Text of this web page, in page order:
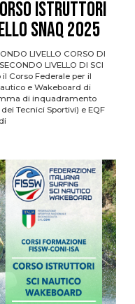
ISTRUTTORI
SNaQ 2025
LIVELLO CORSO DI
LIVELLO DI SCI
Corso Federale per il
e Wakeboard di
di inquadramento
Tecnici Sportivi) e EQF